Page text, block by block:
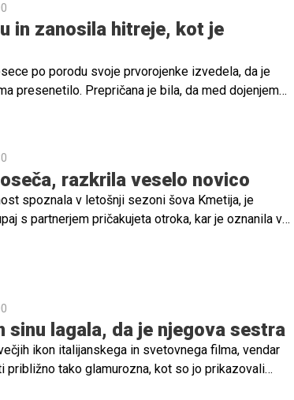
in zanosila hitreje, kot je
po porodu svoje prvorojenke izvedela, da je
presenetilo. Prepričana je bila, da med dojenjem
razkrila veselo novico
spoznala v letošnji sezoni šova Kmetija, je
s partnerjem pričakujeta otroka, kar je oznanila v
sinu lagala, da je njegova sestra
ikon italijanskega in svetovnega filma, vendar
približno tako glamurozna, kot so jo prikazovali